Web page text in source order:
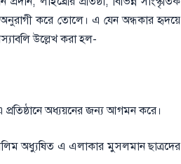
অনুরাগী করে তোলে। এ যেন অন্ধকার হৃদয়ে
উল্লেখ করা হল-
প্রতিষ্ঠানে অধ্যয়নের জন্য আগমন করে।
অধ্যুষিত এ এলাকার মুসলমান ছাত্রদের